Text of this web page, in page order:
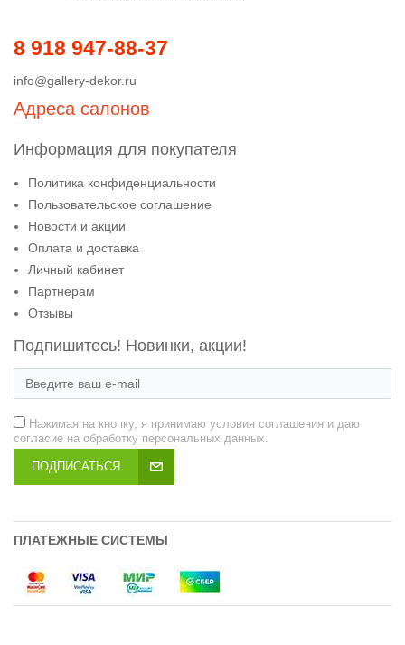
8 918 947-88-37
info@gallery-dekor.ru
Адреса салонов
Информация для покупателя
Политика конфиденциальности
Пользовательское соглашение
Новости и акции
Оплата и доставка
Личный кабинет
Партнерам
Отзывы
Подпишитесь! Новинки, акции!
Нажимая на кнопку, я принимаю условия соглашения и даю
согласие на обработку персональных данных.
ПОДПИСАТЬСЯ
ПЛАТЕЖНЫЕ СИСТЕМЫ